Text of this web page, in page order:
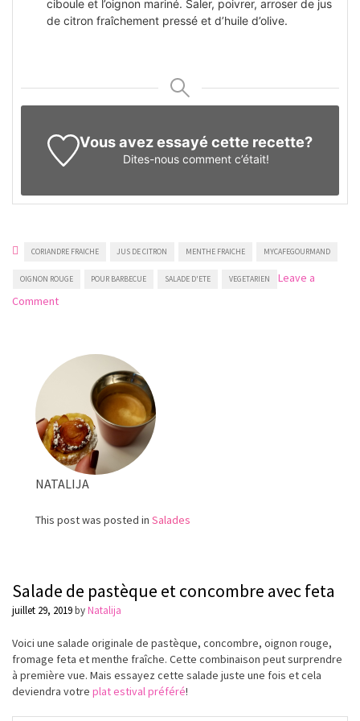
ciboule et l’oignon mariné. Saler, poivrer, arroser de jus
de citron fraîchement pressé et d’huile d’olive.
Vous avez essayé cette recette?
Dites-nous comment c’était!
CORIANDRE FRAICHE JUS DE CITRON MENTHE FRAICHE MYCAFEGOURMAND
OIGNON ROUGE POUR BARBECUE SALADE D'ETE VEGETARIEN
Leave a
Commenton
et
coriandre
NATALIJA
This post was posted in Salades
Salade de pastèque et concombre avec feta
juillet 29, 2019byNatalija
Voici une salade originale de pastèque, concombre, oignon rouge,
fromage feta et menthe fraîche. Cette combinaison peut surprendre
à première vue. Mais essayez cette salade juste une fois et cela
deviendra votre plat estival préféré!